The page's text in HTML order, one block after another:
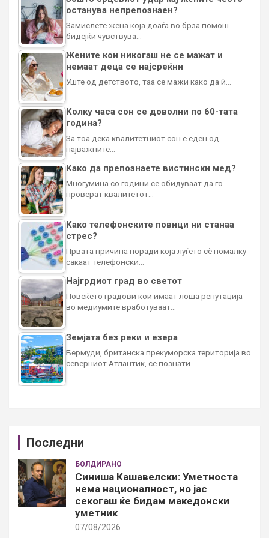
останува непрепознаен?
Замислете жена која доаѓа во брза помош
бидејќи чувствува…
Жените кои никогаш не се мажат и
немаат деца се најсреќни
Уште од детството, таа се мажи како да ѝ…
Колку часа сон се доволни по 60-тата
година?
За тоа дека квалитетниот сон е еден од
најважните…
Како да препознаете вистински мед?
Многумина со години се обидуваат да го
проверат квалитетот…
Како телефонските повици ни станаа
стрес?
Првата причина поради која луѓето сè помалку
сакаат телефонски…
Најгрдиот град во светот
Повеќето градови кои имаат лоша репутација
во медиумите вработуваат…
Земјата без реки и езера
Бермуди, британска прекуморска територија во
северниот Атлантик, се познати…
Последни
БОЛДИРАНО
Синиша Кашавелски: Уметноста
нема националност, но јас
секогаш ќе бидам македонски
уметник
07/08/2026